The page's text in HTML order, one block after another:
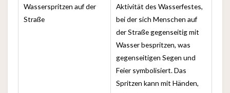
Wasserspritzen auf der
Straße
Aktivität des Wasserfestes,
bei der sich Menschen auf
der Straße gegenseitig mit
Wasser bespritzen, was
gegenseitigen Segen und
Feier symbolisiert. Das
Spritzen kann mit Händen,